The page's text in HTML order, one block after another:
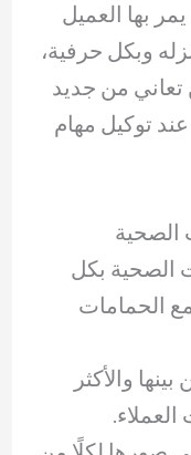
بها العميل
وبكل حرفية،
تعاني من جديد
توكيل مهام
الصحية
الصحية بكل
مع الحمامات
والأكثر